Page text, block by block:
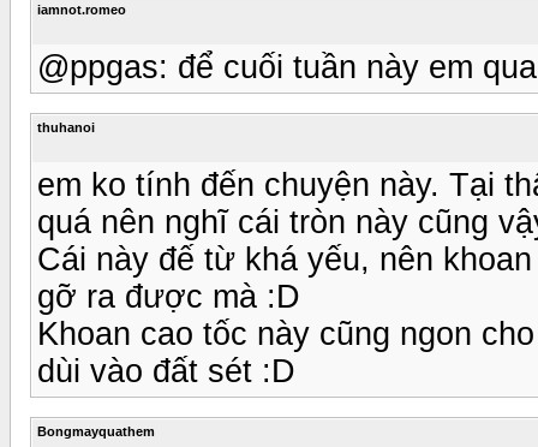
iamnot.romeo
@ppgas: để cuối tuần này em
thuhanoi
em ko tính đến chuyện này. Tại
quá nên nghĩ cái tròn này cũng
Cái này đế từ khá yếu, nên
gỡ ra được mà :D
Khoan cao tốc này cũng ngon
dùi vào đất sét :D
Bongmayquathem